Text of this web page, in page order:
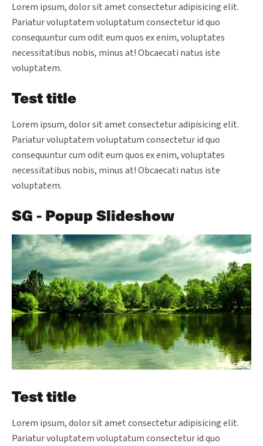
Lorem ipsum, dolor sit amet consectetur adipisicing elit.
Pariatur voluptatem voluptatum consectetur id quo
consequuntur cum odit eum quos ex enim, voluptates
necessitatibus nobis, minus at! Obcaecati natus iste
voluptatem.
Test title
Lorem ipsum, dolor sit amet consectetur adipisicing elit.
Pariatur voluptatem voluptatum consectetur id quo
consequuntur cum odit eum quos ex enim, voluptates
necessitatibus nobis, minus at! Obcaecati natus iste
voluptatem.
SG - Popup Slideshow
Test title
Lorem ipsum, dolor sit amet consectetur adipisicing elit.
Pariatur voluptatem voluptatum consectetur id quo